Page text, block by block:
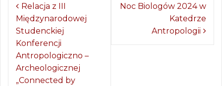
Z
o
b
a
Relacja z III
Międzynarodowej
Studenckiej
Konferencji
Antropologiczno –
Archeologicznej
„Connected by
Noc Biologów 2024 w
Katedrze
Antropologii